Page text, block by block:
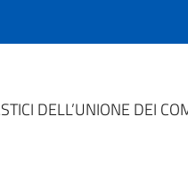
DELL’UNIONE DEI